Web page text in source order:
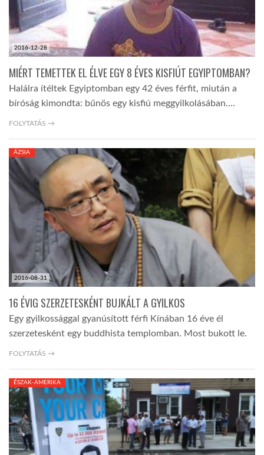
2016-12-28
MIÉRT TEMETTEK EL ÉLVE EGY 8 ÉVES KISFIÚT EGYIPTOMBAN?
Halálra ítéltek Egyiptomban egy 42 éves férfit, miután a
bíróság kimondta: bűnös egy kisfiú meggyilkolásában.…
FOLYTATÁS →
2016-08-31
ÁZSIA
16 ÉVIG SZERZETESKÉNT BUJKÁLT A GYILKOS
Egy gyilkossággal gyanúsított férfi Kínában 16 éve él
szerzetesként egy buddhista templomban. Most bukott le.
FOLYTATÁS →
ÉSZAK-AMERIKA